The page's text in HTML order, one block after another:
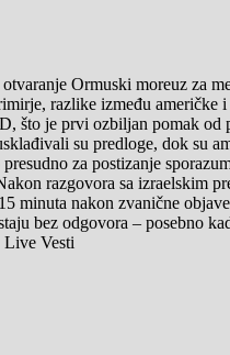
Ormuski moreuz za
razlike između
što je prvi ozbiljan pomak
su predloge, dok su
za postizanje
razgovora sa izraelskim
minuta nakon zvanične
bez odgovora – posebno
Live Vesti